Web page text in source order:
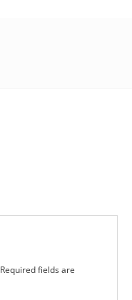
Required fields are